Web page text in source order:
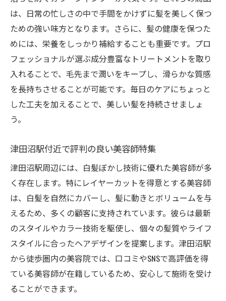
は、日常の忙しさの中で手間をかけずに髪を美しく保つ
ための強い味方となります。さらに、髪の健康を保つた
めには、栄養をしっかり補給することも重要です。プロ
フェッショナルが選ぶ成分豊富なトリートメントを取り
入れることで、毛先まで潤いをキープし、滑らかな質感
を長持ちさせることが可能です。毎日のケアにちょっと
した工夫を加えることで、美しい髪を持続させましょ
う。
津田沼駅付近で評判の良い美容師特集
津田沼駅周辺には、白髪ぼかし技術に優れた美容師が多
く存在します。特にレイヤーカットを得意とする美容師
は、白髪を自然にカバーし、髪に動きとボリュームを与
えるため、多くの顧客に支持されています。彼らは最新
のスタイルやカラー技術を駆使し、個々の髪質やライフ
スタイルに合ったヘアデザインを提案します。津田沼駅
から徒歩圏内の美容院では、口コミやSNSで高評価を得
ている美容師が在籍しているため、安心して施術を受け
ることができます。